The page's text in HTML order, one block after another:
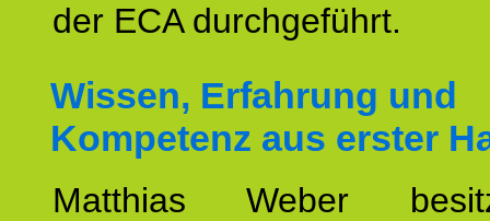
der ECA durchgeführt.
Wissen, Erfahrung und
Kompetenz aus erster
Matthias Weber